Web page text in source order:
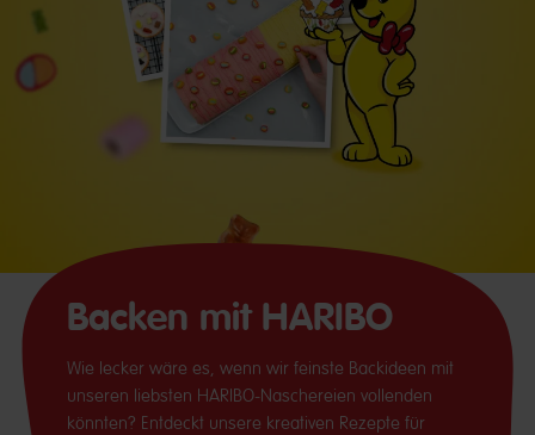
Backen mit HARIBO
Wie lecker wäre es, wenn wir feinste Backideen mit
unseren liebsten HARIBO-Naschereien vollenden
könnten? Entdeckt unsere kreativen Rezepte für